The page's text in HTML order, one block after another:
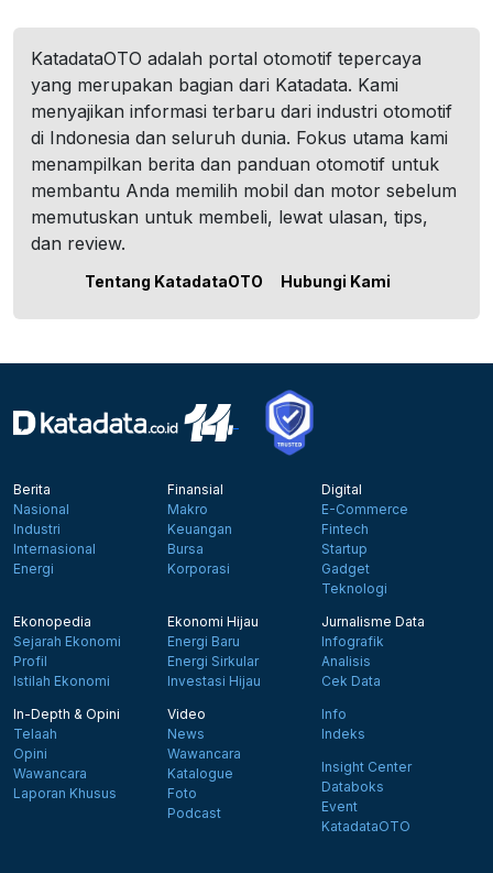
KatadataOTO adalah portal otomotif tepercaya
yang merupakan bagian dari Katadata. Kami
menyajikan informasi terbaru dari industri otomotif
di Indonesia dan seluruh dunia. Fokus utama kami
menampilkan berita dan panduan otomotif untuk
membantu Anda memilih mobil dan motor sebelum
memutuskan untuk membeli, lewat ulasan, tips,
dan review.
Tentang KatadataOTO Hubungi Kami
Berita
Nasional
Industri
Internasional
Energi
Finansial
Makro
Keuangan
Bursa
Korporasi
Digital
E-Commerce
Fintech
Startup
Gadget
Teknologi
Ekonopedia
Sejarah Ekonomi
Profil
Istilah Ekonomi
Ekonomi Hijau
Energi Baru
Energi Sirkular
Investasi Hijau
Jurnalisme Data
Infografik
Analisis
Cek Data
In-Depth & Opini
Telaah
Opini
Wawancara
Laporan Khusus
Video
News
Wawancara
Katalogue
Foto
Podcast
Info
Indeks
Insight Center
Databoks
Event
KatadataOTO